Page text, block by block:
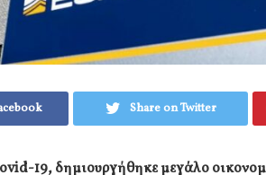
Share on Twitter
19, δημιουργήθηκε μεγάλο